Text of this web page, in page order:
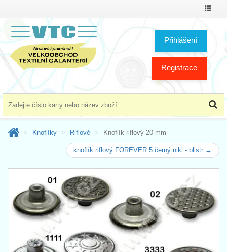
Přihlášení
Registrace
Knoflíky Riflové Knoflík riflový 20 mm
knoflík riflový FOREVER 5 černý nikl - blistr →